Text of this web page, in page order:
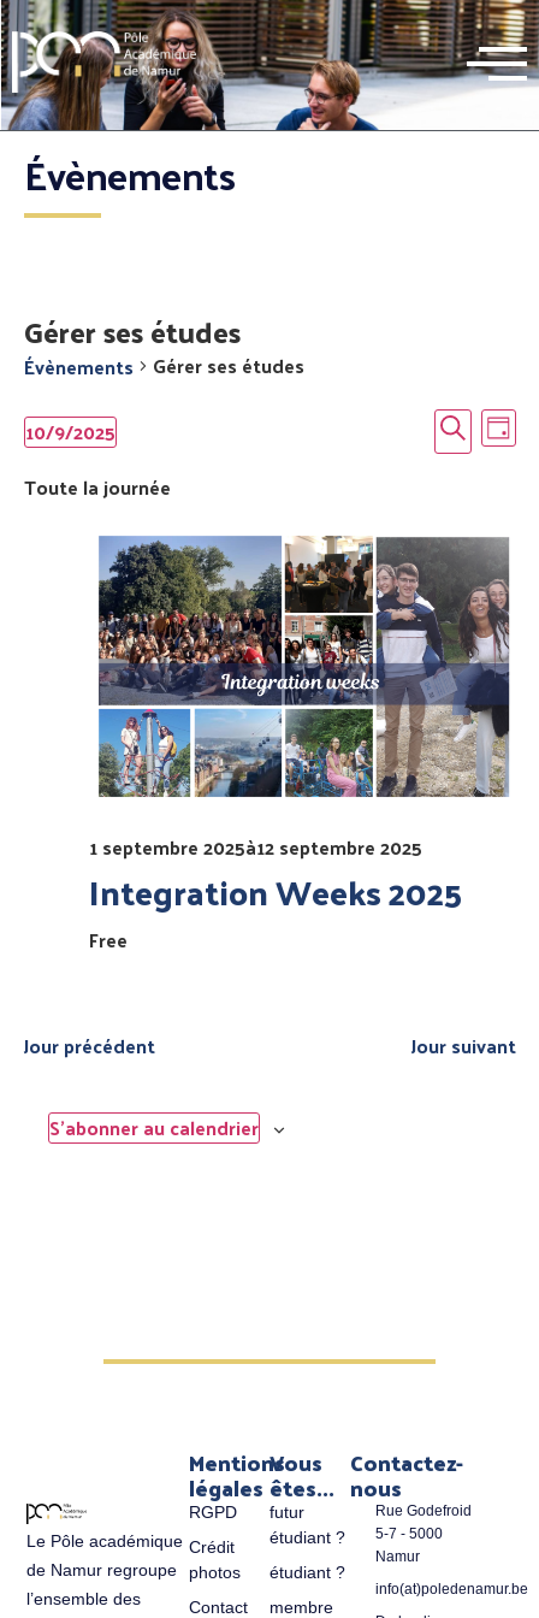
Évènements
Gérer ses études
Évènements Gérer ses études
et
de
vues
de
Jour
10/9/2025
Sélectionnez
une
date.
Toute la journée
1 septembre 2025à12 septembre 2025
Integration Weeks 2025
Free
Jour précédent Jour suivant
S’abonner au calendrier
Le Pôle académique
de Namur regroupe
l’ensemble des
Vous
êtes...
futur
étudiant ?
étudiant ?
membre
Mentions
légales
RGPD
Crédit
photos
Contact
Contactez-
nous
Rue Godefroid
5-7 - 5000
Namur
info(at)poledenamur.be